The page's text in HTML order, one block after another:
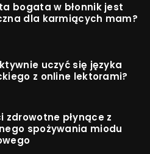
bogata w błonnik jest
dla karmiących mam?
uczyć się języka
z online lektorami?
zdrowotne płynące z
spożywania miodu